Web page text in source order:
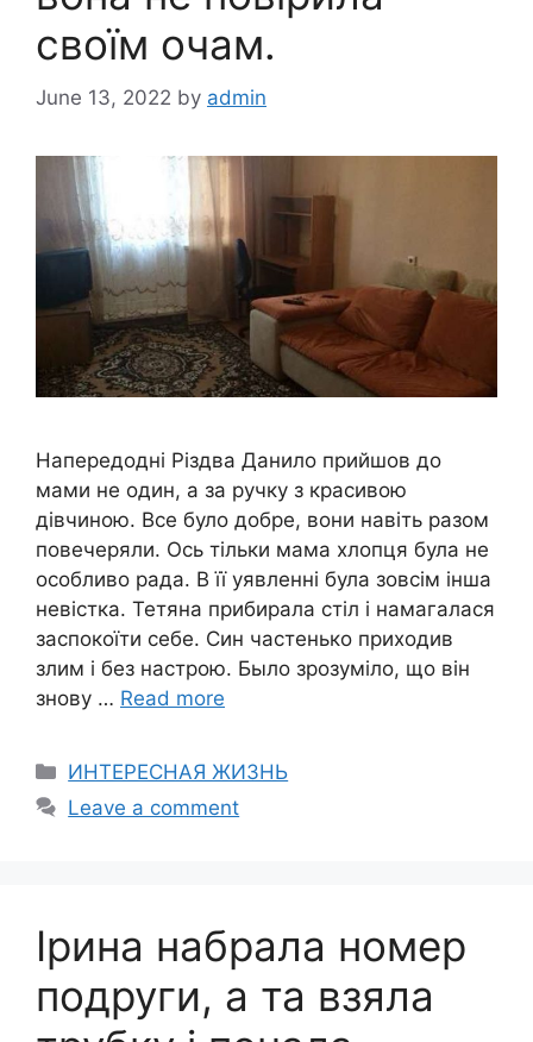
своїм очам.
June 13, 2022 by admin
Напередодні Різдва Данило прийшов до
мами не один, а за ручку з красивою
дівчиною. Все було добре, вони навіть разом
повечеряли. Ось тільки мама хлопця була не
особливо рада. В її уявленні була зовсім інша
невістка. Тетяна прибирала стіл і намагалася
заспокоїти себе. Син частенько приходив
злим і без настрою. Было зрозуміло, що він
знову … Read more
Categories
ИНТЕРЕСНАЯ ЖИЗНЬ
Leave a comment
Ірина набрала номер
подруги, а та взяла